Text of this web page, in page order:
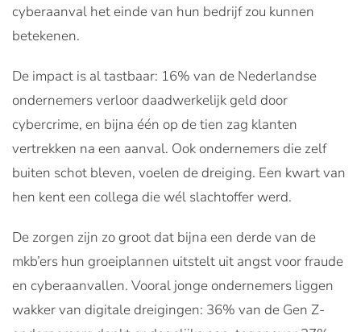
cyberaanval het einde van hun bedrijf zou kunnen
betekenen.
De impact is al tastbaar: 16% van de Nederlandse
ondernemers verloor daadwerkelijk geld door
cybercrime, en bijna één op de tien zag klanten
vertrekken na een aanval. Ook ondernemers die zelf
buiten schot bleven, voelen de dreiging. Een kwart van
hen kent een collega die wél slachtoffer werd.
De zorgen zijn zo groot dat bijna een derde van de
mkb’ers hun groeiplannen uitstelt uit angst voor fraude
en cyberaanvallen. Vooral jonge ondernemers liggen
wakker van digitale dreigingen: 36% van de Gen Z-